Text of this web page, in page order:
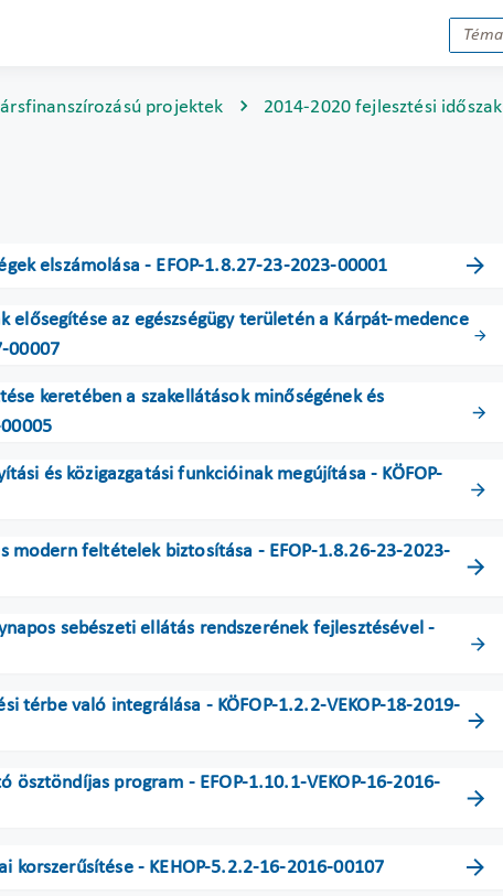
projektek 2014-2020 fejlesztési időszak
elszámolása - EFOP-1.8.27-23-2023-00001
elősegítése az egészségügy területén a Kárpát-medence
00007
keretében a szakellátások minőségének és
és közigazgatási funkcióinak megújítása - KÖFOP-
modern feltételek biztosítása - EFOP-1.8.26-23-2023-
sebészeti ellátás rendszerének fejlesztésével -
térbe való integrálása - KÖFOP-1.2.2-VEKOP-18-2019-
program - EFOP-1.10.1-VEKOP-16-2016-
korszerűsítése - KEHOP-5.2.2-16-2016-00107